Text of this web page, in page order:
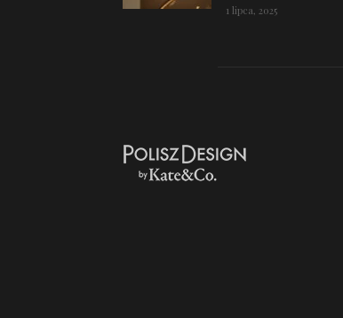
1 lipca, 2025